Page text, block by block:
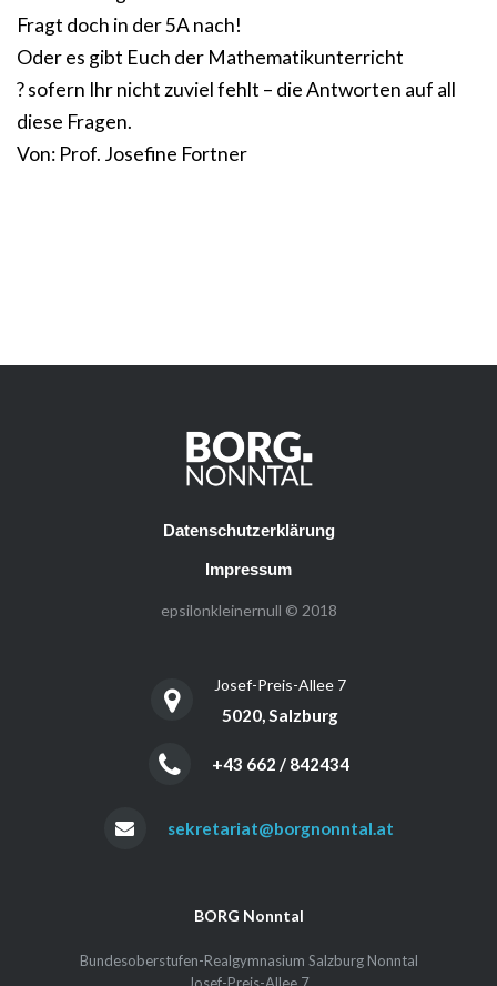
Fragt doch in der 5A nach!
Oder es gibt Euch der Mathematikunterricht
? sofern Ihr nicht zuviel fehlt – die Antworten auf all
diese Fragen.
Von: Prof. Josefine Fortner
Datenschutzerklärung
Impressum
epsilonkleinernull © 2018
Josef-Preis-Allee 7
5020, Salzburg
+43 662 / 842434
sekretariat@borgnonntal.at
BORG Nonntal
Bundesoberstufen-Realgymnasium Salzburg Nonntal